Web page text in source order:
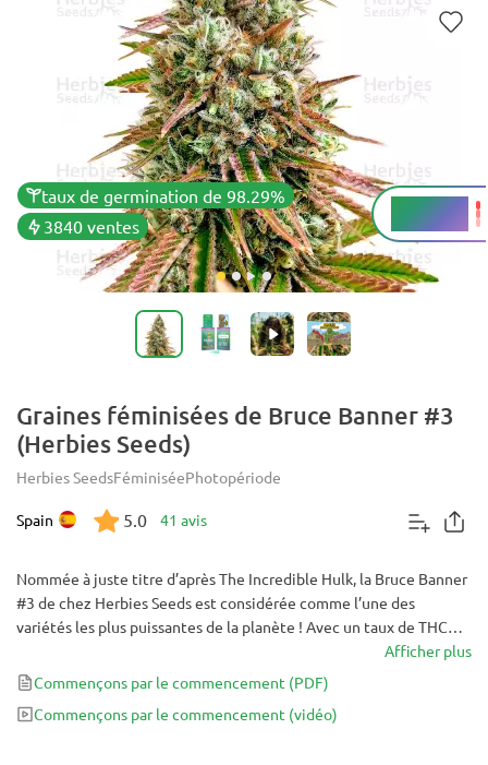
taux de germination de 98.29%
3840 ventes
25 - 30%
THC
Graines féminisées de Bruce Banner #3
(Herbies Seeds)
Herbies SeedsFéminiséePhotopériode
Spain 5.0 41 avis
Nommée à juste titre d’après The Incredible Hulk, la Bruce Banner
#3 de chez Herbies Seeds est considérée comme l’une des
variétés les plus puissantes de la planète ! Avec un taux de THC
atteignant 30%, une bouffée de ce bourgeon vert étincelant vous
fera battre la poitrine et crier « Woohoo ! » de plaisir. Puissante
mais douce, cette variété est vraiment super, tant pour ses effets
que pour ses saveurs et bien plus encore.
Afficher plus
Commençons par le commencement (PDF)
Commençons par le commencement (vidéo)